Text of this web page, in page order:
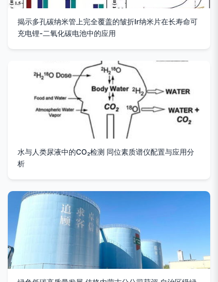
揭示多孔碳纳米管上完全覆盖的皱折Ir纳米片在长寿命可
充电锂-二氧化碳电池中的应用
水与人类尿液中的CO₂检测 同位素质谱仪配置与应用分
析